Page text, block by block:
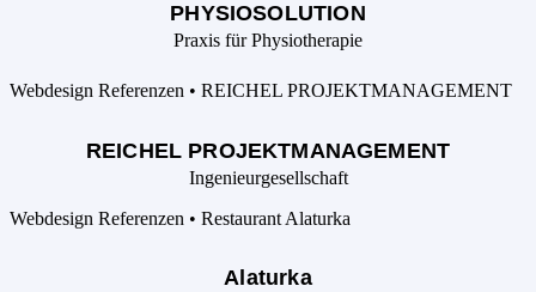
PHYSIOSOLUTION
Praxis für Physiotherapie
REICHEL PROJEKTMANAGEMENT
Ingenieurgesellschaft
Alaturka